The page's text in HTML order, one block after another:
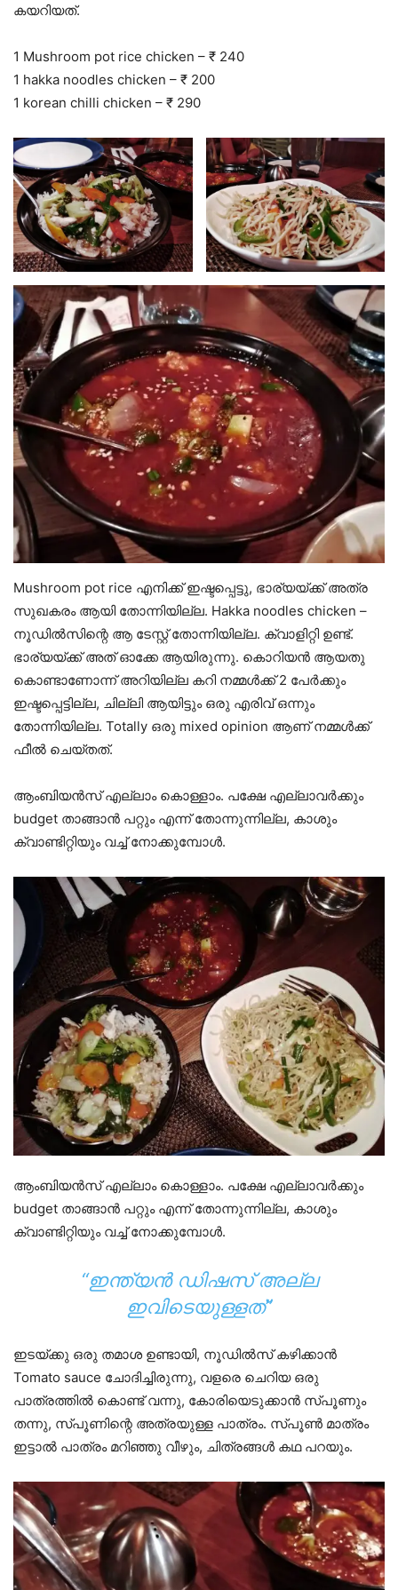
കയറിയത്.
1 Mushroom pot rice chicken – ₹ 240
1 hakka noodles chicken – ₹ 200
1 korean chilli chicken – ₹ 290
Mushroom pot rice എനിക്ക് ഇഷ്ടപ്പെട്ടു, ഭാര്യയ്ക്ക് അത്ര
സുഖകരം ആയി തോന്നിയില്ല. Hakka noodles chicken –
നൂഡിൽസിന്റെ ആ ടേസ്റ്റ് തോന്നിയില്ല. ക്വാളിറ്റി ഉണ്ട്.
ഭാര്യയ്ക്ക് അത് ഓക്കേ ആയിരുന്നു. കൊറിയൻ ആയതു
കൊണ്ടാണോന്ന് അറിയില്ല കറി നമ്മൾക്ക് 2 പേർക്കും
ഇഷ്ടപ്പെട്ടില്ല, ചില്ലി ആയിട്ടും ഒരു എരിവ് ഒന്നും
തോന്നിയില്ല. Totally ഒരു mixed opinion ആണ് നമ്മൾക്ക്
ഫീൽ ചെയ്തത്.
ആംബിയൻസ് എല്ലാം കൊള്ളാം. പക്ഷേ എല്ലാവർക്കും
budget താങ്ങാൻ പറ്റും എന്ന് തോന്നുന്നില്ല, കാശും
ക്വാണ്ടിറ്റിയും വച്ച് നോക്കുമ്പോൾ.
ആംബിയൻസ് എല്ലാം കൊള്ളാം. പക്ഷേ എല്ലാവർക്കും
budget താങ്ങാൻ പറ്റും എന്ന് തോന്നുന്നില്ല, കാശും
ക്വാണ്ടിറ്റിയും വച്ച് നോക്കുമ്പോൾ.
“ഇന്ത്യൻ ഡിഷസ് അല്ല
ഇവിടെയുള്ളത്”
ഇടയ്ക്കു ഒരു തമാശ ഉണ്ടായി, നൂഡിൽസ് കഴിക്കാൻ
Tomato sauce ചോദിച്ചിരുന്നു, വളരെ ചെറിയ ഒരു
പാത്രത്തിൽ കൊണ്ട് വന്നു, കോരിയെടുക്കാൻ സ്‌പൂണും
തന്നു, സ്‌പൂണിന്റെ അത്രയുള്ള പാത്രം. സ്‌പൂൺ മാത്രം
ഇട്ടാൽ പാത്രം മറിഞ്ഞു വീഴും, ചിത്രങ്ങൾ കഥ പറയും.